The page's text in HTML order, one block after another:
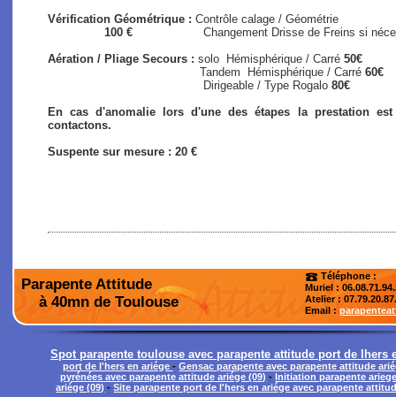
Vérification Géométrique : Contrôle calage / Géométrie
100 € Changement Drisse de Freins si
Aération / Pliage Secours : solo Hémisphérique / Carré 50€
Tandem Hémisphérique / Carré 60€
Dirigeable / Type Rogalo 80€
En cas d'anomalie lors d'une des étapes la prestation
contactons.
Suspente sur mesure : 20 €
Parapente Attitude
à 40mn de Toulouse
Téléphone :
Muriel :
Atelier:
Email :
Spot parapente toulouse avec parapente attitude port de lhers
port de l'hers en ariége-Gensac parapente avec parapente attitude
pyrénées avec parapente attitude ariége (09) -Initiation parapente
ariége (09) -Site parapente port de l'hers en ariége avec parapente